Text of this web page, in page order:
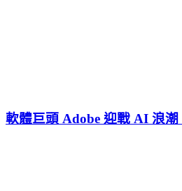
軟體巨頭 Adobe 迎戰 AI 浪